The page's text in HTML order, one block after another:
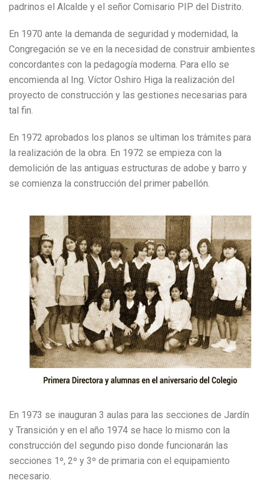
padrinos el Alcalde y el señor Comisario PIP del Distrito.
En 1970 ante la demanda de seguridad y modernidad, la
Congregación se ve en la necesidad de construir ambientes
concordantes con la pedagogía moderna. Para ello se
encomienda al Ing. Víctor Oshiro Higa la realización del
proyecto de construcción y las gestiones necesarias para
tal fin.
En 1972 aprobados los planos se ultiman los trámites para
la realización de la obra. En 1972 se empieza con la
demolición de las antiguas estructuras de adobe y barro y
se comienza la construcción del primer pabellón.
En 1973 se inauguran 3 aulas para las secciones de Jardín
y Transición y en el año 1974 se hace lo mismo con la
construcción del segundo piso donde funcionarán las
secciones 1º, 2º y 3º de primaria con el equipamiento
necesario.